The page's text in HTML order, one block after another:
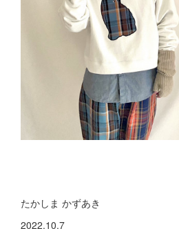
たかしま かずあき
2022.10.7